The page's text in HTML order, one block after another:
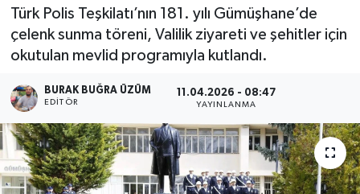
Türk Polis Teşkilatı’nın 181. yılı Gümüşhane’de
çelenk sunma töreni, Valilik ziyareti ve şehitler için
okutulan mevlid programıyla kutlandı.
BURAK BUĞRA ÜZÜM
EDITÖR
11.04.2026 - 08:47
YAYINLANMA
Haber Arşivi